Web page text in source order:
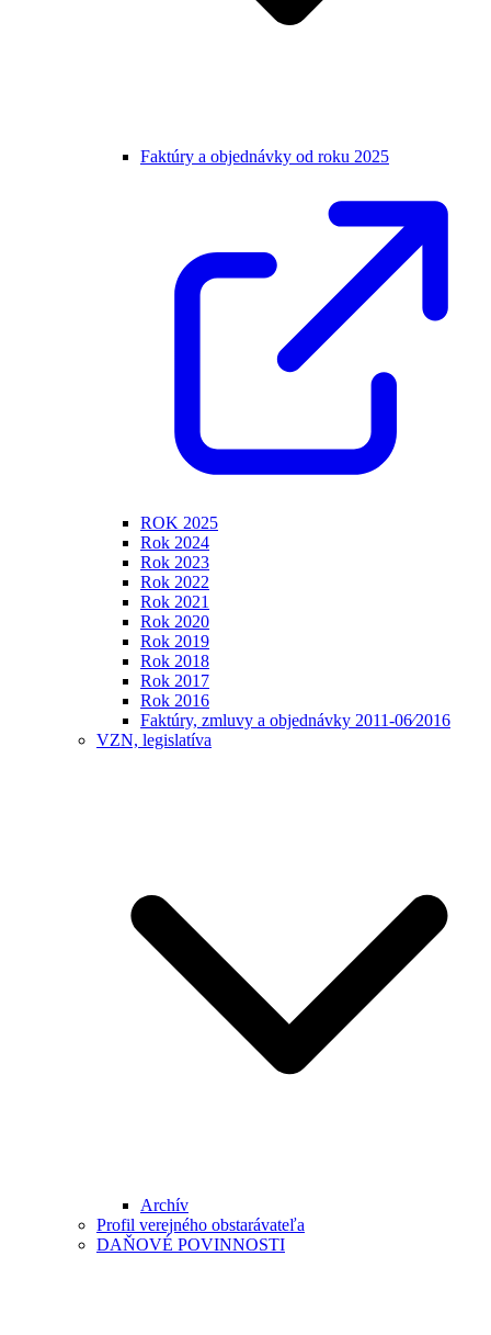
Faktúry a objednávky od roku 2025
ROK 2025
Rok 2024
Rok 2023
Rok 2022
Rok 2021
Rok 2020
Rok 2019
Rok 2018
Rok 2017
Rok 2016
Faktúry, zmluvy a objednávky 2011-06⁄2016
VZN, legislatíva
Archív
Profil verejného obstarávateľa
DAŇOVÉ POVINNOSTI